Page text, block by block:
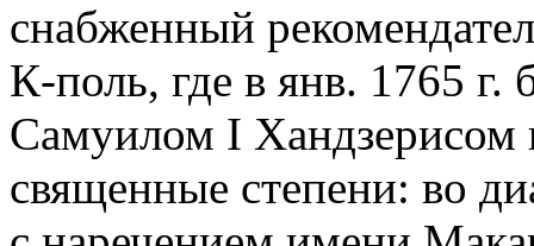
снабженный
К-поль, где в янв. 1765
Самуилом I Хандзерисом
священные степени: во